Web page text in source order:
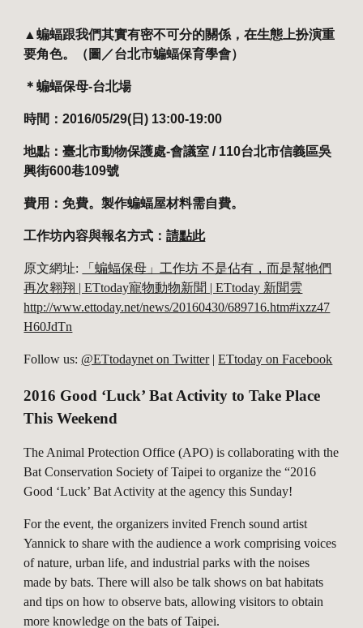
▲蝙蝠跟我們其實有密不可分的關係，在生態上扮演重
要角色。（圖／台北市蝙蝠保育學會）
＊蝙蝠保母-台北場
時間：2016/05/29(日) 13:00-19:00
地點：臺北市動物保護處-會議室 / 110台北市信義區吳
興街600巷109號
費用：免費。製作蝙蝠屋材料需自費。
工作坊內容與報名方式：請點此
原文網址:
「蝙蝠保母」工作坊 不是佔有，而是幫牠們
再次翱翔 | ETtoday寵物動物新聞 | ETtoday 新聞雲
http://www.ettoday.net/news/20160430/689716.htm#ixzz47
H60JdTn
Follow us: @ETtodaynet on Twitter | ETtoday on Facebook
2016 Good ‘Luck’ Bat Activity to Take Place
This Weekend
The Animal Protection Office (APO) is collaborating with the
Bat Conservation Society of Taipei to organize the “2016
Good ‘Luck’ Bat Activity at the agency this Sunday!
For the event, the organizers invited French sound artist
Yannick to share with the audience a work comprising voices
of nature, urban life, and industrial parks with the noises
made by bats. There will also be talk shows on bat habitats
and tips on how to observe bats, allowing visitors to obtain
more knowledge on the bats of Taipei.